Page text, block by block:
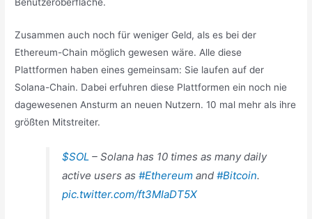
Benutzeroberfläche.
Zusammen auch noch für weniger Geld, als es bei der
Ethereum-Chain möglich gewesen wäre. Alle diese
Plattformen haben eines gemeinsam: Sie laufen auf der
Solana-Chain. Dabei erfuhren diese Plattformen ein noch nie
dagewesenen Ansturm an neuen Nutzern. 10 mal mehr als ihre
größten Mitstreiter.
$SOL – Solana has 10 times as many daily
active users as#Ethereum and#Bitcoin.
pic.twitter.com/ft3MIaDT5X